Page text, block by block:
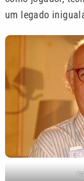
um legado